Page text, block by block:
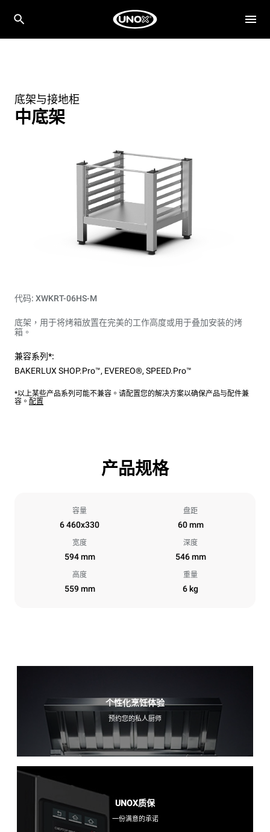
底架与接地柜
中底架
代码: XWKRT-06HS-M
底架，用于将烤箱放置在完美的工作高度或用于叠加安装的烤
箱。
兼容系列*:
BAKERLUX SHOP.Pro™, EVEREO®, SPEED.Pro™
*以上某些产品系列可能不兼容。请配置您的解决方案以确保产品与配件兼
容。 配置
产品规格
容量
6 460x330
盘距
60 mm
宽度
594 mm
深度
546 mm
高度
559 mm
重量
6 kg
个性化烹饪体验
预约您的私人厨师
UNOX质保
一份满意的承诺